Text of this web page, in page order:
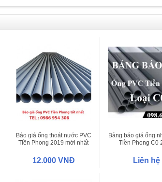
Báo giá ống thoát nước PVC
Tiền Phong 2019 mới nhất
12.000 VNĐ
Bảng báo giá ống
Tiền Phong C0
Liên hệ